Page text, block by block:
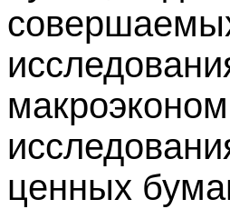
ценных